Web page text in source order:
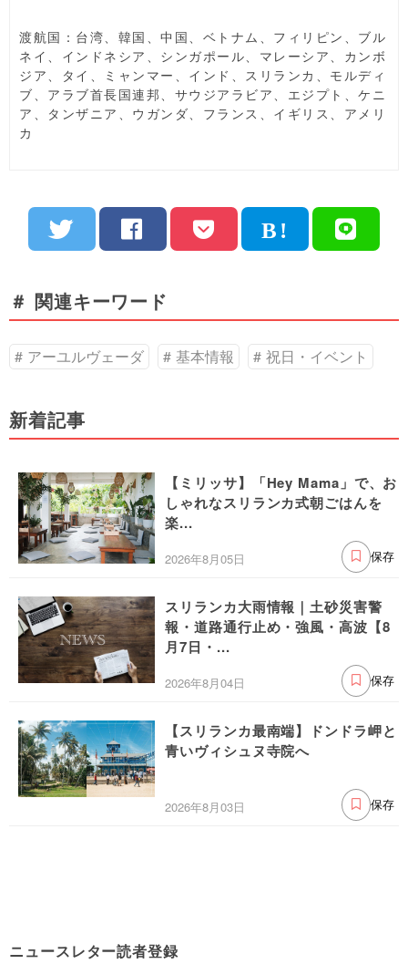
渡航国：台湾、韓国、中国、ベトナム、フィリピン、ブル
ネイ、インドネシア、シンガポール、マレーシア、カンボ
ジア、タイ、ミャンマー、インド、スリランカ、モルディ
ブ、アラブ首長国連邦、サウジアラビア、エジプト、ケニ
ア、タンザニア、ウガンダ、フランス、イギリス、アメリ
カ
＃ 関連キーワード
アーユルヴェーダ 基本情報 祝日・イベント
新着記事
【ミリッサ】「Hey Mama」で、お
しゃれなスリランカ式朝ごはんを
楽...
2026年8月05日 保存
スリランカ大雨情報｜土砂災害警
報・道路通行止め・強風・高波【8
月7日・...
2026年8月04日 保存
【スリランカ最南端】ドンドラ岬と
青いヴィシュヌ寺院へ
2026年8月03日 保存
ニュースレター読者登録